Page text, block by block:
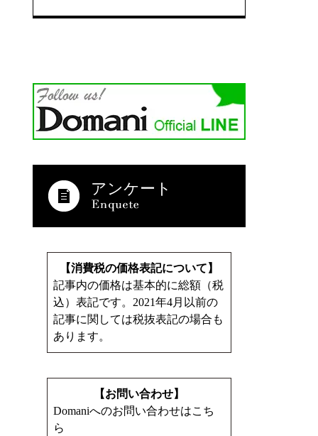
アンケート
【消費税の価格表記について】
記事内の価格は基本的に総額（税
込）表記です。2021年4月以前の
記事に関しては税抜表記の場合も
あります。
【お問い合わせ】
Domaniへのお問い合わせはこち
ら